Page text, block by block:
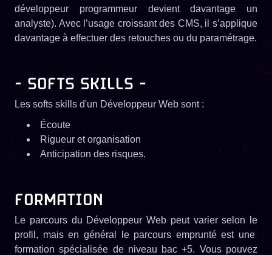
développeur programmeur devient davantage un
analyste). Avec l’usage croissant des CMS, il s’applique
davantage à effectuer des retouches ou du paramétrage.
- SOFTS SKILLS -
Les softs skills d'un Développeur Web sont :
Écoute
Rigueur et organisation
Anticipation des risques.
FORMATION
Le parcours du Développeur Web peut varier selon le
profil, mais en général le parcours emprunté est une
formation spécialisée de niveau bac +5. Vous pouvez